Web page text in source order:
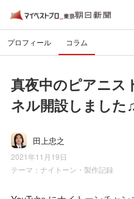
プロフィール コラム
真夜中のピアニ
ネル開設しました
田上忠之
2021年11月19日
テーマ： ナイトーン・製作記録